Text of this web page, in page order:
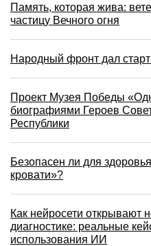
Память, которая жива:
частицу Вечного огня
Народный фронт дал
Проект Музея Победы
биографиями Героев
Республики
Безопасен ли для
кровати»?
Как нейросети открывают
диагностике: реальные
использования ИИ